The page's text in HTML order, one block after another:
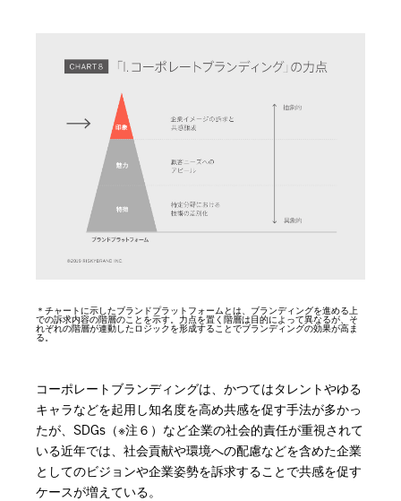
＊チャートに示したブランドプラットフォームとは、ブランディングを進める上
での訴求内容の階層のことを示す。力点を置く階層は目的によって異なるが、そ
れぞれの階層が連動したロジックを形成することでブランディングの効果が高ま
る。
コーポレートブランディングは、かつてはタレントやゆる
キャラなどを起用し知名度を高め共感を促す手法が多かっ
たが、SDGs（※注６）など企業の社会的責任が重視されて
いる近年では、社会貢献や環境への配慮などを含めた企業
としてのビジョンや企業姿勢を訴求することで共感を促す
ケースが増えている。